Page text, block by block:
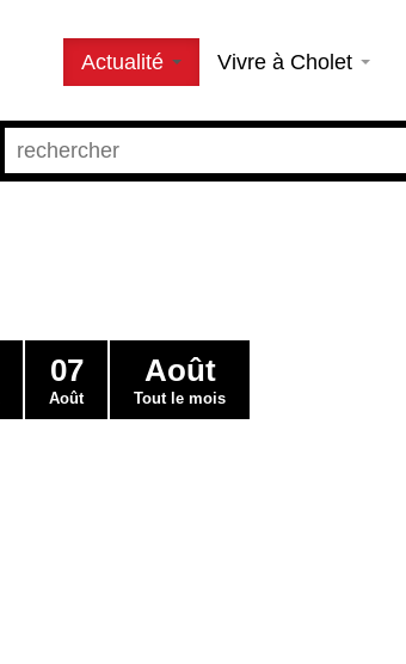
Actualité Vivre à Cholet
07
Août
Août
Tout le mois